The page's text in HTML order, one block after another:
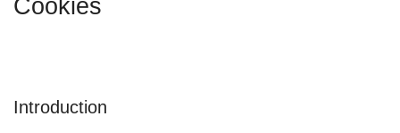
c
Cookies
Introduction